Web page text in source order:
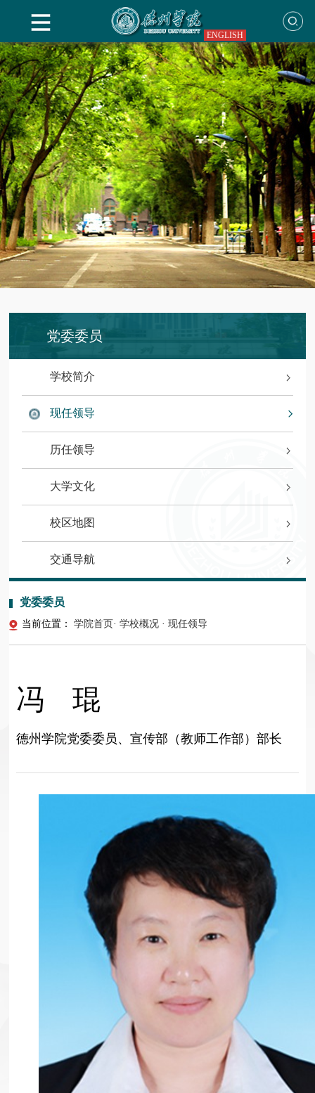
ENGLISH
党委委员
学校简介
现任领导
历任领导
大学文化
校区地图
交通导航
党委委员
当前位置： 学院首页· 学校概况 · 现任领导
冯 琨
德州学院党委委员、宣传部（教师工作部）部长